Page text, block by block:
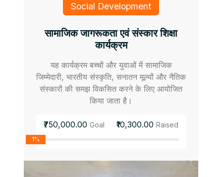
Social Development
सामाजिक जागरूकता एवं संस्कार शिक्षा
कार्यक्रम
यह कार्यक्रम बच्चों और युवाओं में सामाजिक
जिम्मेदारी, भारतीय संस्कृति, सनातन मूल्यों और नैतिक
संस्कारों की समझ विकसित करने के लिए आयोजित
किया जाता है।
₹750,000.00 Goal ₹10,300.00 Raised
1%